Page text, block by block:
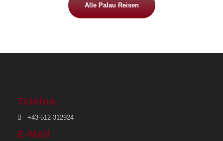
Alle Palau Reisen
Telefon
+43-512-312924
E-Mail